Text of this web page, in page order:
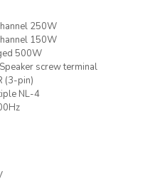
250W
150W
500W
screw terminal
(3-pin)
NL-4